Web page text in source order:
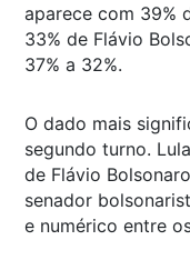
aparece com 39%
33% de Flávio
37% a 32%.
O dado mais
segundo turno.
de Flávio
senador
e numérico entre